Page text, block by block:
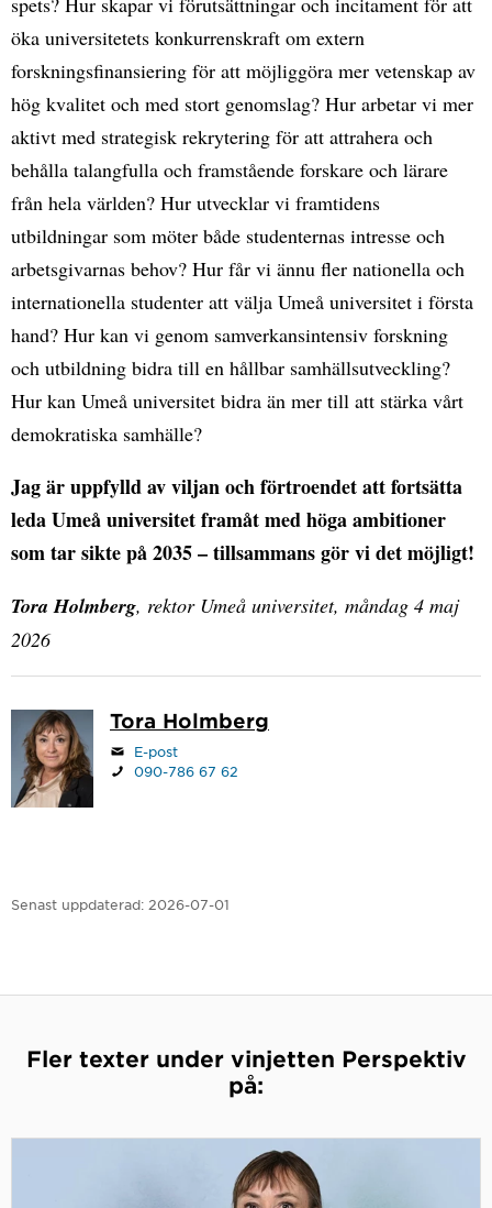
öka universitetets konkurrenskraft om extern
forskningsfinansiering för att möjliggöra mer vetenskap av
hög kvalitet och med stort genomslag? Hur arbetar vi mer
aktivt med strategisk rekrytering för att attrahera och
behålla talangfulla och framstående forskare och lärare
från hela världen? Hur utvecklar vi framtidens
utbildningar som möter både studenternas intresse och
arbetsgivarnas behov? Hur får vi ännu fler nationella och
internationella studenter att välja Umeå universitet i första
hand? Hur kan vi genom samverkansintensiv forskning
och utbildning bidra till en hållbar samhällsutveckling?
Hur kan Umeå universitet bidra än mer till att stärka vårt
demokratiska samhälle?
Jag är uppfylld av viljan och förtroendet att fortsätta
leda Umeå universitet framåt med höga ambitioner
som tar sikte på 2035 – tillsammans gör vi det möjligt!
Tora Holmberg, rektor Umeå universitet, måndag 4 maj
2026
Tora Holmberg
E-post
090-786 67 62
Senast uppdaterad: 2026-07-01
Fler texter under vinjetten Perspektiv
på: